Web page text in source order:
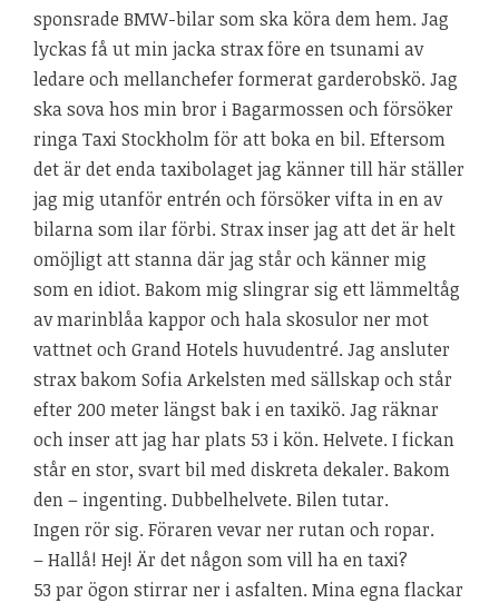
sponsrade BMW-bilar som ska köra dem hem. Jag
lyckas få ut min jacka strax före en tsunami av
ledare och mellanchefer formerat garderobskö. Jag
ska sova hos min bror i Bagarmossen och försöker
ringa Taxi Stockholm för att boka en bil. Eftersom
det är det enda taxibolaget jag känner till här ställer
jag mig utanför entrén och försöker vifta in en av
bilarna som ilar förbi. Strax inser jag att det är helt
omöjligt att stanna där jag står och känner mig
som en idiot. Bakom mig slingrar sig ett lämmeltåg
av marinblåa kappor och hala skosulor ner mot
vattnet och Grand Hotels huvudentré. Jag ansluter
strax bakom Sofia Arkelsten med sällskap och står
efter 200 meter längst bak i en taxikö. Jag räknar
och inser att jag har plats 53 i kön. Helvete. I fickan
står en stor, svart bil med diskreta dekaler. Bakom
den – ingenting. Dubbelhelvete. Bilen tutar.
Ingen rör sig. Föraren vevar ner rutan och ropar.
– Hallå! Hej! Är det någon som vill ha en taxi?
53 par ögon stirrar ner i asfalten. Mina egna flackar